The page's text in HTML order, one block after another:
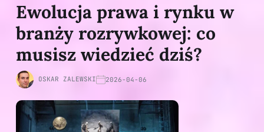
Ewolucja prawa i rynku w
branży rozrywkowej: co
musisz wiedzieć dziś?
OSKAR ZALEWSKI 2026-04-06